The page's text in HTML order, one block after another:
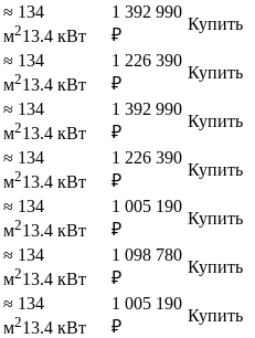
≈ 134
м213.4 кВт
1 392 990
₽
Купить
≈ 134
м213.4 кВт
1 226 390
₽
Купить
≈ 134
м213.4 кВт
1 392 990
₽
Купить
≈ 134
м213.4 кВт
1 226 390
₽
Купить
≈ 134
м213.4 кВт
1 005 190
₽
Купить
≈ 134
м213.4 кВт
1 098 780
₽
Купить
≈ 134
м213.4 кВт
1 005 190
₽
Купить